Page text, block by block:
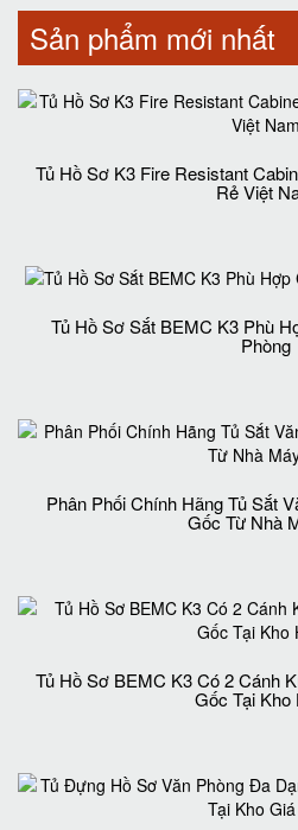
Sản phẩm mới nhất
Tủ Hồ Sơ K3 Fire Resistant
Rẻ Việt
Tủ Hồ Sơ Sắt BEMC K3 Phù
Phòng
Phân Phối Chính Hãng Tủ Sắt
Gốc Từ Nhà
Tủ Hồ Sơ BEMC K3 Có 2 Cánh
Gốc Tại Kho